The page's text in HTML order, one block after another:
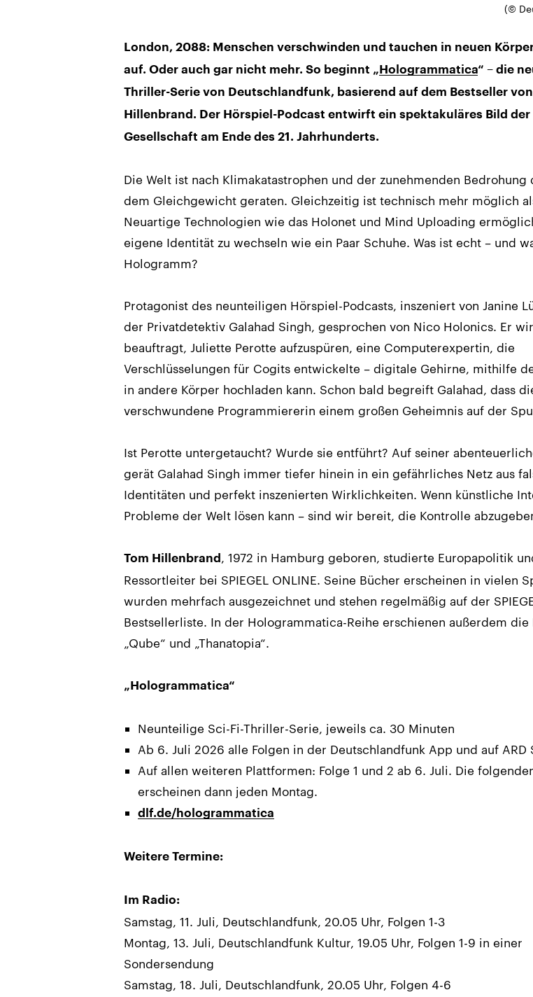
(©
London, 2088: Menschen verschwinden und tauchen in neuen
auf. Oder auch gar nicht mehr. So beginnt „ Hologrammatica“ – die
Thriller-Serie von Deutschlandfunk, basierend auf dem Bestseller von
Hillenbrand. Der Hörspiel-Podcast entwirft ein spektakuläres Bild der
Gesellschaft am Ende des 21. Jahrhunderts.
Die Welt ist nach Klimakatastrophen und der zunehmenden Bedrohung
dem Gleichgewicht geraten. Gleichzeitig ist technisch mehr möglich
Neuartige Technologien wie das Holonet und Mind Uploading
eigene Identität zu wechseln wie ein Paar Schuhe. Was ist echt – und
Hologramm?
Protagonist des neunteiligen Hörspiel-Podcasts, inszeniert von Janine
der Privatdetektiv Galahad Singh, gesprochen von Nico Holonics. Er
beauftragt, Juliette Perotte aufzuspüren, eine Computerexpertin, die
Verschlüsselungen für Cogits entwickelte – digitale Gehirne, mithilfe
in andere Körper hochladen kann. Schon bald begreift Galahad, dass
verschwundene Programmiererin einem großen Geheimnis auf der
Ist Perotte untergetaucht? Wurde sie entführt? Auf seiner
gerät Galahad Singh immer tiefer hinein in ein gefährliches Netz aus
Identitäten und perfekt inszenierten Wirklichkeiten. Wenn künstliche
Probleme der Welt lösen kann – sind wir bereit, die Kontrolle
Tom Hillenbrand
, 1972 in Hamburg geboren, studierte Europapolitik
Ressortleiter bei SPIEGEL ONLINE. Seine Bücher erscheinen in vielen
wurden mehrfach ausgezeichnet und stehen regelmäßig auf der
Bestsellerliste. In der Hologrammatica-Reihe erschienen außerdem die
„Qube“ und „Thanatopia“.
„Hologrammatica“
Neunteilige Sci-Fi-Thriller-Serie, jeweils ca. 30 Minuten
Ab 6. Juli 2026 alle Folgen in der Deutschlandfunk App und auf ARD
Auf allen weiteren Plattformen: Folge 1 und 2 ab 6. Juli. Die
erscheinen dann jeden Montag.
dlf.de/hologrammatica
Weitere Termine:
Im Radio:
Samstag, 11. Juli, Deutschlandfunk, 20.05 Uhr, Folgen 1-3
Montag, 13. Juli, Deutschlandfunk Kultur, 19.05 Uhr, Folgen 1-9 in einer
Sondersendung
Samstag, 18. Juli, Deutschlandfunk, 20.05 Uhr, Folgen 4-6